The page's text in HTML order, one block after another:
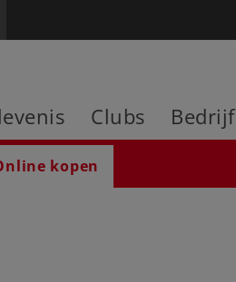
Clubs Bedrijf
kopen